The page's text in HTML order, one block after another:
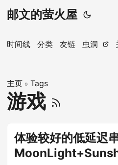
邮文的萤火屋
时间线 分类 友链 虫洞
主页 » Tags
游戏
体验较好的低延迟